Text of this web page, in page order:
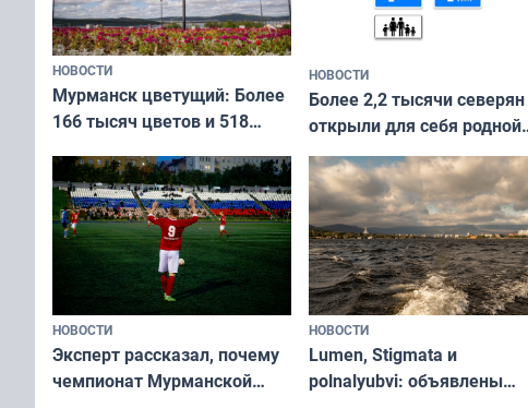
НОВОСТИ
Мурманск цветущий: Более
166 тысяч цветов и 518
НОВОСТИ
Более 2,2 тысячи северян
открыли для себя родной
край в рамках проекта
«Туризм для своих»
НОВОСТИ
Эксперт рассказал, почему
чемпионат Мурманской
НОВОСТИ
Lumen, Stigmata и
polnalyubvi: объявлены